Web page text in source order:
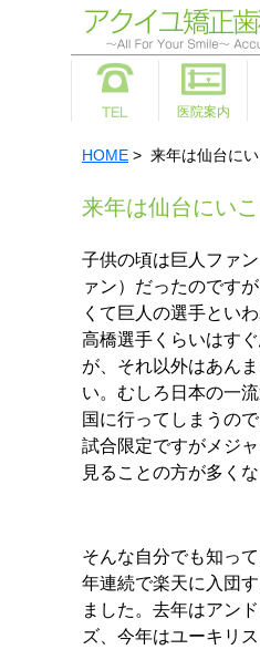
医院案内
HOME > 来年は仙台に
来年は仙台にい
子供の頃は巨人ファ
ァン）だったのです
くて巨人の選手とい
高橋選手くらいはす
が、それ以外はあん
い。むしろ日本の一
国に行ってしまうの
試合限定ですがメジ
見ることの方が多くな
そんな自分でも知っ
年連続で楽天に入団
ました。去年はアン
ズ、今年はユーキリス